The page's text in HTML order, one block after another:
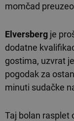
momčad
Elversberg je
dodatne
gostima, uzvrat
pogodak za
minuti sudačke
Taj bolan rasplet